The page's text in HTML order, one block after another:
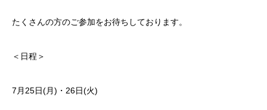
たくさんの方のご参加をお待ちしております。
＜日程＞
7月25日(月)・26日(火)